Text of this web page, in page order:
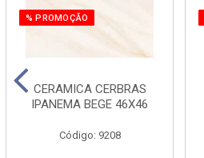
% PROMOÇÃO
CERAMICA CERBRAS
IPANEMA BEGE 46X46
Código: 9208